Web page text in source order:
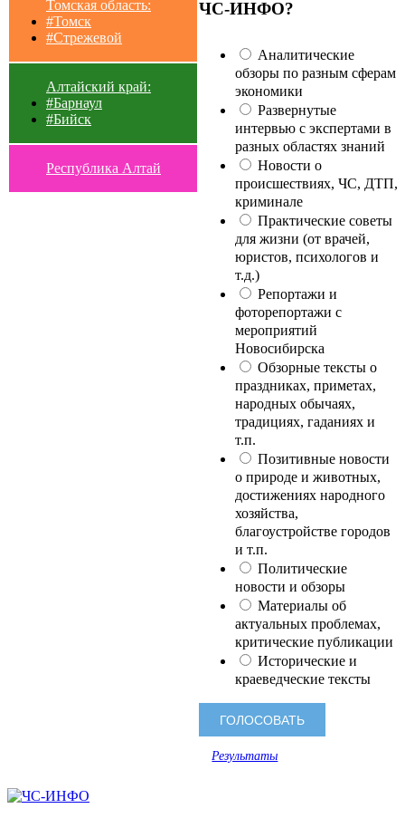
Томская область:
#Томск
#Стрежевой
Алтайский край:
#Барнаул
#Бийск
Республика Алтай
ЧС-ИНФО?
Аналитические
обзоры по разным сферам
экономики
Развернутые
интервью с экспертами в
разных областях знаний
Новости о
происшествиях, ЧС, ДТП,
криминале
Практические советы
для жизни (от врачей,
юристов, психологов и
т.д.)
Репортажи и
фоторепортажи с
мероприятий
Новосибирска
Обзорные тексты о
праздниках, приметах,
народных обычаях,
традициях, гаданиях и
т.п.
Позитивные новости
о природе и животных,
достижениях народного
хозяйства,
благоустройстве городов
и т.п.
Политические
новости и обзоры
Материалы об
актуальных проблемах,
критические публикации
Исторические и
краеведческие тексты
Результаты